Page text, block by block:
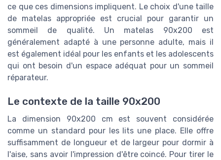
ce que ces dimensions impliquent. Le choix d'une taille
de matelas appropriée est crucial pour garantir un
sommeil de qualité. Un matelas 90x200 est
généralement adapté à une personne adulte, mais il
est également idéal pour les enfants et les adolescents
qui ont besoin d'un espace adéquat pour un sommeil
réparateur.
Le contexte de la taille 90x200
La dimension 90x200 cm est souvent considérée
comme un standard pour les lits une place. Elle offre
suffisamment de longueur et de largeur pour dormir à
l'aise, sans avoir l'impression d'être coincé. Pour tirer le